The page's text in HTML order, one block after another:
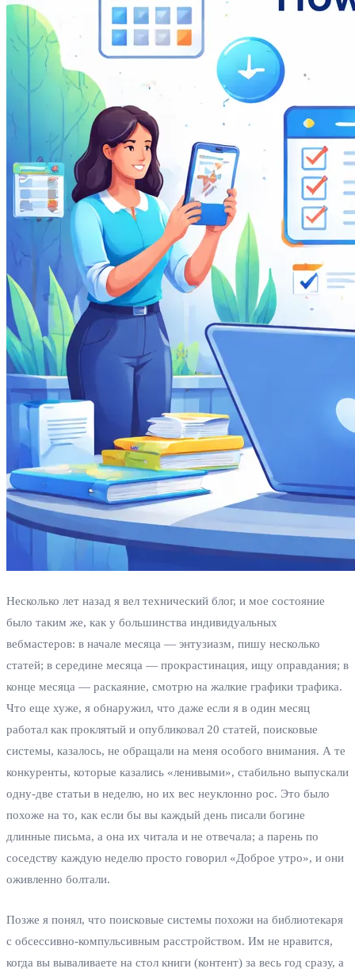
Несколько лет назад я вел технический блог, и мое состояние
было таким же, как у большинства индивидуальных
вебмастеров: в начале месяца — энтузиазм, пишу несколько
статей; в середине месяца — прокрастинация, ищу оправдания; в
конце месяца — раскаяние, смотрю на жалкие графики трафика.
Что еще хуже, я обнаружил, что даже если я в один месяц
работал как проклятый и опубликовал 20 статей, поисковые
системы, казалось, не обращали на меня особого внимания. А те
конкуренты, которые казались «ленивыми», стабильно выпускали
одну-две статьи в неделю, но их вес неуклонно рос. Это было
похоже на то, как если бы вы каждый день писали богине
длинные письма, а она их читала и не отвечала; а парень по
соседству каждую неделю просто говорил «Доброе утро», и они
оживленно болтали.
Позже я понял, что поисковые системы похожи на библиотекаря
с обсессивно-компульсивным расстройством. Им не нравится,
когда вы вываливаете на стол книги (контент) за весь год сразу, а